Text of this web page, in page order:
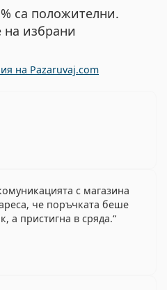
са положителни.
на избрани
на Pazaruvaj.com
с магазина
че поръчката беше
а пристигна в сряда.